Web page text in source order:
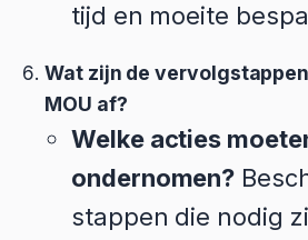
tijd en moeite
Wat zijn de
MOU af?
Welke acties
ondernomen?
stappen die nodig